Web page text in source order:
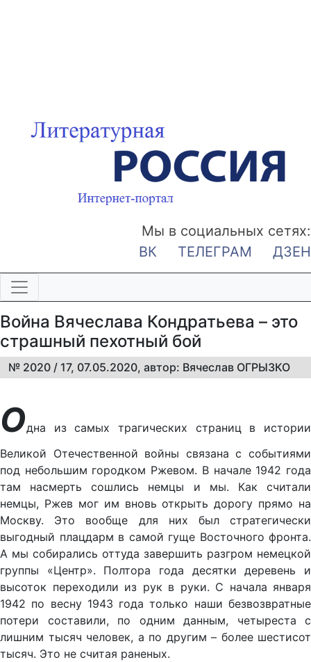
Мы в социальных сетях:
ВК
ТЕЛЕГРАМ ДЗЕН
Война Вячеслава Кондратьева – это
страшный пехотный бой
№ 2020 / 17, 07.05.2020, автор: Вячеслав ОГРЫЗКО
Одна из самых трагических страниц в истории
Великой Отечественной войны связана с событиями
под небольшим городком Ржевом. В начале 1942 года
там насмерть сошлись немцы и мы. Как считали
немцы, Ржев мог им вновь открыть дорогу прямо на
Москву. Это вообще для них был стратегически
выгодный плацдарм в самой гуще Восточного фронта.
А мы собирались оттуда завершить разгром немецкой
группы «Центр». Полтора года десятки деревень и
высоток переходили из рук в руки. С начала января
1942 по весну 1943 года только наши безвозвратные
потери составили, по одним данным, четыреста с
лишним тысяч человек, а по другим – более шестисот
тысяч. Это не считая раненых.